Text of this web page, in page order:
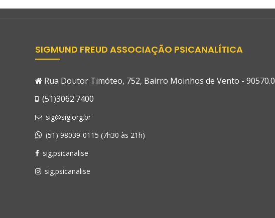
SIGMUND FREUD ASSOCIAÇÃO PSICANALÍTICA
Rua Doutor Timóteo, 752, Bairro Moinhos de Vento -
(51)3062.7400
sig@sig.org.br
(51) 98039-0115 (7h30 às 21h)
sig.psicanalise
sig.psicanalise